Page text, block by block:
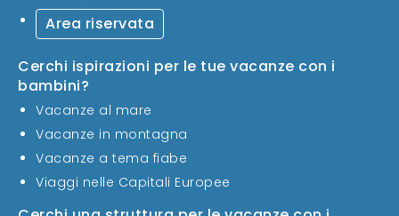
Area riservata
Cerchi ispirazioni per le tue vacanze con i
bambini?
Vacanze al mare
Vacanze in montagna
Vacanze a tema fiabe
Viaggi nelle Capitali Europee